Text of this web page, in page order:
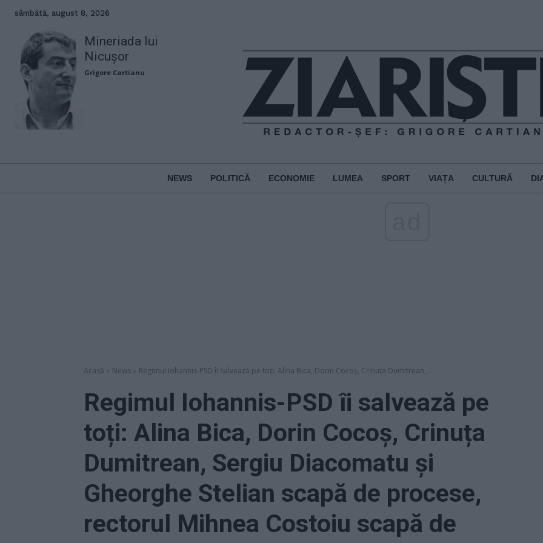
sâmbătă, august 8, 2026
Mineriada lui
Nicușor
Grigore Cartianu
NEWS POLITICĂ ECONOMIE LUMEA SPORT VIAȚA CULTURĂ
Acasă News Regimul Iohannis-PSD îi salvează pe toți: Alina Bica, Dorin Cocoș, Crinuța Dumitrean,...
Regimul Iohannis-PSD îi salvează pe
toți: Alina Bica, Dorin Cocoș, Crinuța
Dumitrean, Sergiu Diacomatu și
Gheorghe Stelian scapă de procese,
rectorul Mihnea Costoiu scapă de